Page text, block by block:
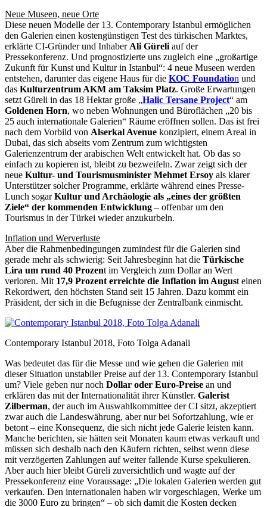
Neue Museen, neue Orte
Diese neuen Modelle der 13. Contemporary Istanbul ermöglichen
den Galerien einen kostengünstigen Test des türkischen Marktes,
erklärte CI-Gründer und Inhaber Ali Güreli auf der
Pressekonferenz. Und prognostizierte uns zugleich eine „großartige
Zukunft für Kunst und Kultur in Istanbul“: 4 neue Museen werden
entstehen, darunter das eigene Haus für die KOC Foundation und
das Kulturzentrum AKM am Taksim Platz. Große Erwartungen
setzt Güreli in das 18 Hektar große „Halic Tersane Project“ am
Goldenen Horn, wo neben Wohnungen und Büroflächen „20 bis
25 auch internationale Galerien“ Räume eröffnen sollen. Das ist frei
nach dem Vorbild von Alserkal Avenue konzipiert, einem Areal in
Dubai, das sich abseits vom Zentrum zum wichtigsten
Galerienzentrum der arabischen Welt entwickelt hat. Ob das so
einfach zu kopieren ist, bleibt zu bezweifeln. Zwar zeigt sich der
neue Kultur- und Tourismusminister Mehmet Ersoy als klarer
Unterstützer solcher Programme, erklärte während eines Presse-
Lunch sogarKultur und Archäologie als „eines der größten
Ziele“ der kommenden Entwicklung – offenbar um den
Tourismus in der Türkei wieder anzukurbeln.
Inflation und Werverluste
Aber die Rahmenbedingungen zumindest für die Galerien sind
gerade mehr als schwierig: Seit Jahresbeginn hat die Türkische
Lira um rund 40 Prozent im Vergleich zum Dollar an Wert
verloren. Mit 17,9 Prozent erreichte die Inflation im August einen
Rekordwert, den höchsten Stand seit 15 Jahren. Dazu kommt ein
Präsident, der sich in die Befugnisse der Zentralbank einmischt.
Contemporary Istanbul 2018, Foto Tolga Adanali
Was bedeutet das für die Messe und wie gehen die Galerien mit
dieser Situation unstabiler Preise auf der 13. Contemporary Istanbul
um? Viele geben nur noch Dollar oder Euro-Preise an und
erklären das mit der Internationalität ihrer Künstler. Galerist
Zilberman, der auch im Auswahlkommittee der CI sitzt, akzeptiert
zwar auch die Landeswährung, aber nur bei Sofortzahlung, wie er
betont – eine Konsequenz, die sich nicht jede Galerie leisten kann.
Manche berichten, sie hätten seit Monaten kaum etwas verkauft und
müssen sich deshalb nach den Käufern richten, selbst wenn diese
mit verzögerten Zahlungen auf weiter fallende Kurse spekulieren.
Aber auch hier bleibt Güreli zuversichtlich und wagte auf der
Pressekonferenz eine Voraussage: „Die lokalen Galerien werden gut
verkaufen. Den internationalen haben wir vorgeschlagen, Werke um
die 3000 Euro zu bringen“ – ob sich damit die Kosten decken